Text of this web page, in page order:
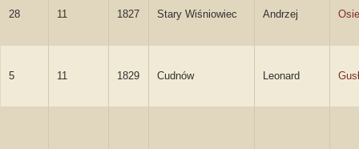
28 11 1827 Stary Wiśniowiec Andrzej
5 11 1829 Cudnów Leonard